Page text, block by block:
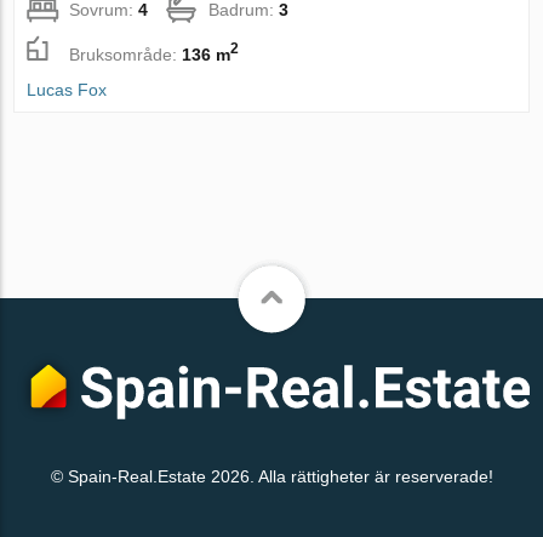
Sovrum:4 Badrum:3
Bruksområde: 136 m2
Lucas Fox
© Spain-Real.Estate 2026. Alla rättigheter är reserverade!